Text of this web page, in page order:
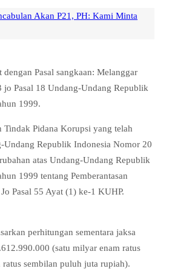
Akan P21, PH: Kami Minta
Pasal sangkaan: Melanggar
jo Pasal 18 Undang-Undang Republik
1999.
Tindak Pidana Korupsi yang telah
Undang Republik Indonesia Nomor 20
atas Undang-Undang Republik
1999 tentang Pemberantasan
Pasal 55 Ayat (1) ke-1 KUHP.
perhitungan sementara jaksa
(satu milyar enam ratus
ratus sembilan puluh juta rupiah).